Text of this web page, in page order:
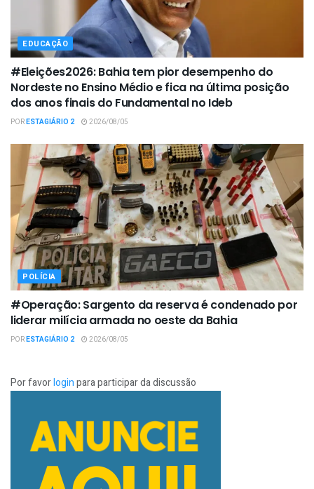
EDUCAÇÃO
#Eleições2026: Bahia tem pior desempenho do
Nordeste no Ensino Médio e fica na última posição
dos anos finais do Fundamental no Ideb
PORESTAGIÁRIO 2 2026/08/05
POLÍCIA
#Operação: Sargento da reserva é condenado por
liderar milícia armada no oeste da Bahia
PORESTAGIÁRIO 2 2026/08/05
Por favorloginpara participar da discussão